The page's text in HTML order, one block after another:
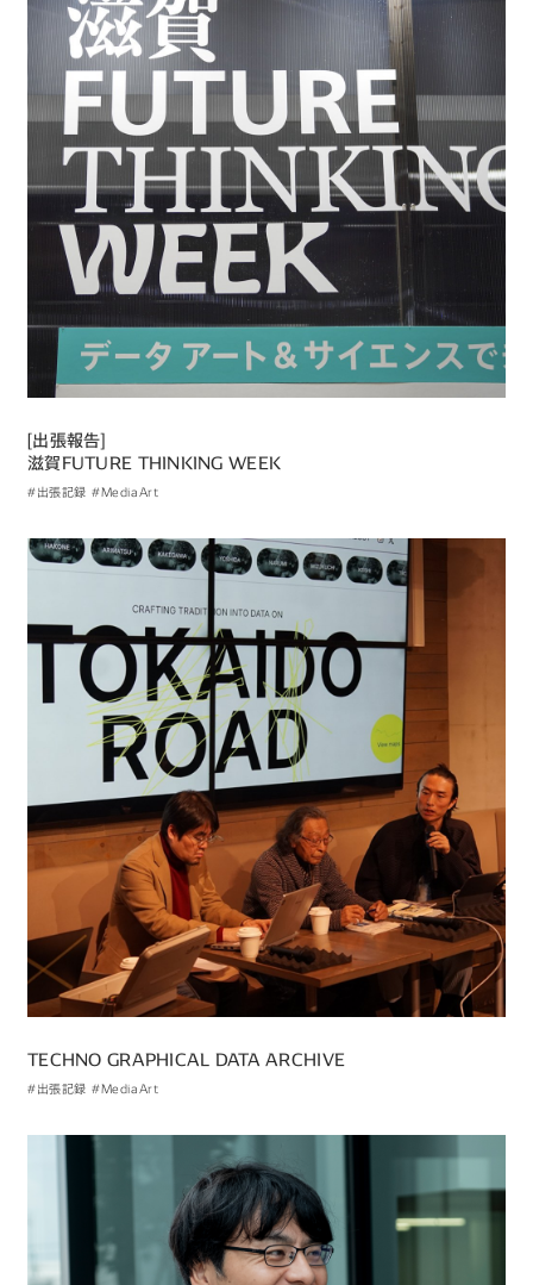
[出張報告]
滋賀FUTURE THINKING WEEK
#出張記録 #MediaArt
TECHNO GRAPHICAL DATA ARCHIVE
#出張記録 #MediaArt